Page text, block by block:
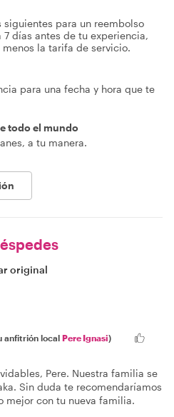
siguientes para un reembolso
días antes de tu experiencia,
la tarifa de servicio.
para una fecha y hora que te
todo el mundo
a tu manera.
original
anfitrión local Pere Ignasi)
Pere. Nuestra familia se
Sin duda te recomendaríamos
mejor con tu nueva familia.